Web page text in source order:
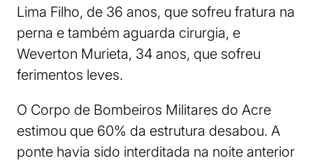
Lima Filho, de 36 anos, que sofreu fratura na
perna e também aguarda cirurgia, e
Weverton Murieta, 34 anos, que sofreu
ferimentos leves.
O Corpo de Bombeiros Militares do Acre
estimou que 60% da estrutura desabou. A
ponte havia sido interditada na noite anterior